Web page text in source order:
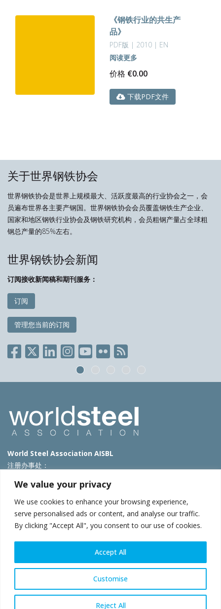
We value your privacy
We use cookies to enhance your browsing experience,
serve personalised ads or content, and analyse our traffic.
By clicking "Accept All", you consent to our use of cookies.
Customise
Reject All
Accept All
《钢铁行业的共生产
品》
PDF版 | 2010 | EN
阅读更多
价格 €0.00
下载PDF文件
关于世界钢铁协会
世界钢铁协会是世界上规模最大、活跃度最高的行业协会之一，会
员遍布世界各主要产钢国。世界钢铁协会会员覆盖钢铁生产企业、
国家和地区钢铁行业协会及钢铁研究机构，会员粗钢产量占全球粗
钢总产量的85%左右。
世界钢铁协会新闻
订阅接收新闻稿和期刊服务：
订阅
管理您当前的订阅
World Steel Association AISBL
注册办事处：
T: +32 2 702 89 00 – E:steel@worldsteel.org
北京市朝阳区霄云路40号院国航世纪大厦1号楼3层3F
E:china@worldsteel.org
使用条款|隐私政策
|网站地图|VAT Number BE 0406.597.373
steeluniversity.org